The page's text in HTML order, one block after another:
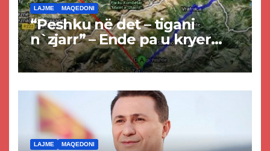
LAJME MAQEDONI
“Peshku në det – tigani
n`zjarr” – Ende pa u kryer
projekti i tunelit, komuna e
Tetovës nis punimet për
LAJME MAQEDONI